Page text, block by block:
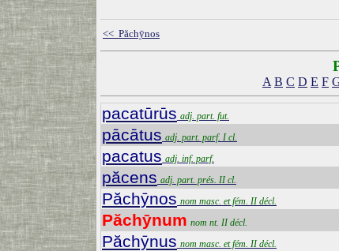
<< Păchȳnos
A B C D E F
pacatūrūs adj. part. fut.
pācātus adj. part. parf. I cl.
pacatus adj. inf. parf.
păcens adj. part. prés. II cl.
Păchȳnos nom masc. et fém. II décl.
Păchȳnum nom nt. II décl.
Păchȳnus nom masc. et fém. II décl.